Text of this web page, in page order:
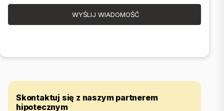
WYŚLIJ WIADOMOŚĆ
Skontaktuj się z naszym partnerem
hipotecznym